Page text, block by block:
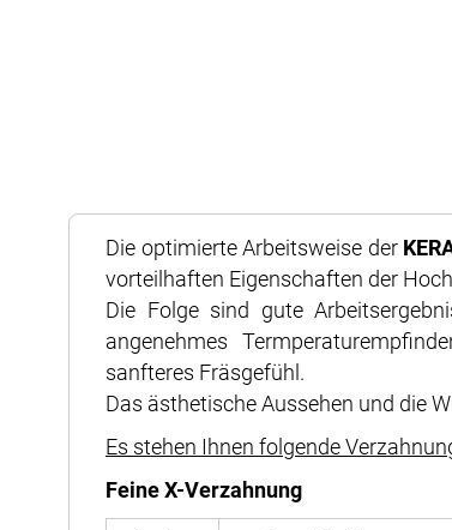
Anfang
Bildergalerie
springen
Die optimierte Arbeitsweise der
vorteilhaften Eigenschaften der
Die Folge sind gute
angenehmes
sanfteres Fräsgefühl.
Das ästhetische Aussehen und die
Es stehen Ihnen folgende
Feine X-Verzahnung